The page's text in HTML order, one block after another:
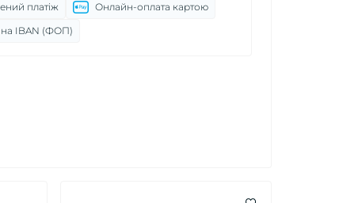
платіж
Онлайн-оплата картою
на IBAN (ФОП)